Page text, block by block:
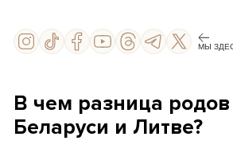
МЫ
В чем разница родов
Беларуси и Литве?